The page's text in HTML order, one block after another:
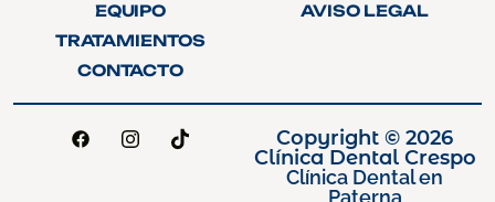
EQUIPO
TRATAMIENTOS
CONTACTO
PRIVACIDAD
AVISO LEGAL
Copyright © 2026
Clínica Dental Crespo
Clínica Dental en